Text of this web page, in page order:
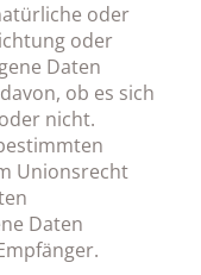
oder
oder
Daten
ob es sich
nicht.
Unionsrecht
Daten